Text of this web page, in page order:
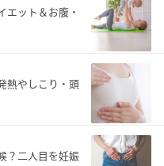
エット＆お腹・
熱やしこり・頭
？二人目を妊娠